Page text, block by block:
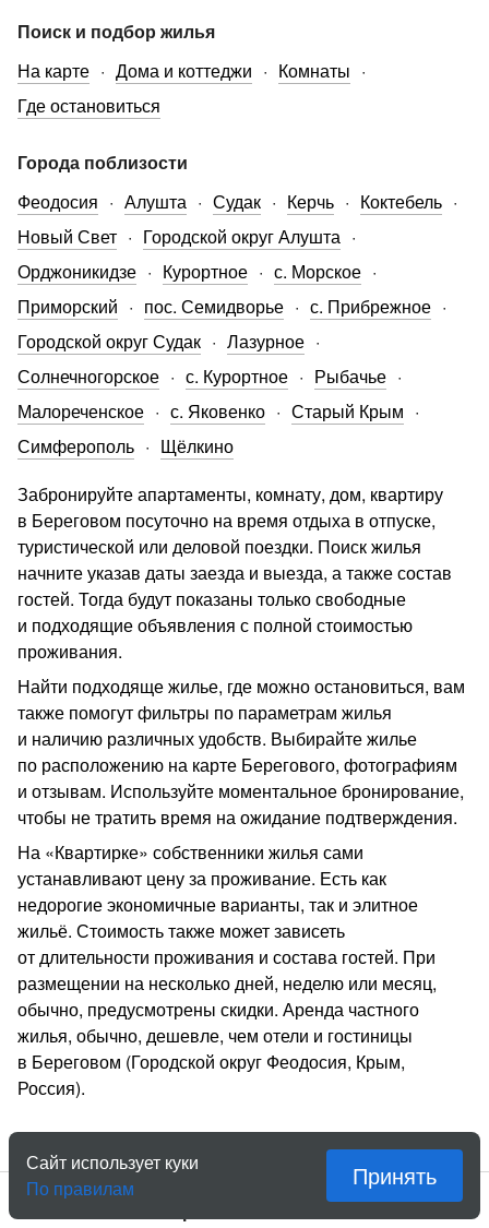
Поиск и подбор жилья
На карте
Дома и коттеджи
Комнаты
Где остановиться
Города поблизости
Феодосия
Алушта Судак Керчь
Коктебель
Новый Свет
Городской округ Алушта
Орджоникидзе
Курортное
с. Морское
Приморский
пос. Семидворье
с. Прибрежное
Городской округ Судак
Лазурное
Солнечногорское
с. Курортное
Рыбачье
Малореченское
с. Яковенко
Старый Крым
Симферополь
Щёлкино
Забронируйте апартаменты, комнату, дом, квартиру
в Береговом посуточно на время отдыха в отпуске,
туристической или деловой поездки. Поиск жилья
начните указав даты заезда и выезда, а также состав
гостей. Тогда будут показаны только свободные
и подходящие объявления с полной стоимостью
проживания.
Найти подходяще жилье, где можно остановиться, вам
также помогут фильтры по параметрам жилья
и наличию различных удобств. Выбирайте жилье
по расположению на карте Берегового, фотографиям
и отзывам. Используйте моментальное бронирование,
чтобы не тратить время на ожидание подтверждения.
На «Квартирке» собственники жилья сами
устанавливают цену за проживание. Есть как
недорогие экономичные варианты, так и элитное
жильё. Стоимость также может зависеть
от длительности проживания и состава гостей. При
размещении на несколько дней, неделю или месяц,
обычно, предусмотрены скидки. Аренда частного
жилья, обычно, дешевле, чем отели и гостиницы
в Береговом (Городской округ Феодосия, Крым,
Россия).
Сайт использует куки
По правилам
Принять